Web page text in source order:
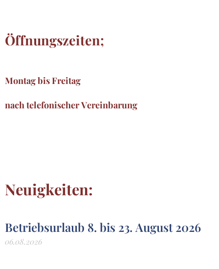
Öffnungszeiten;
Montag bis Freitag
nach telefonischer Vereinbarung
Neuigkeiten:
Betriebsurlaub 8. bis 23. August 2026
06.08.2026